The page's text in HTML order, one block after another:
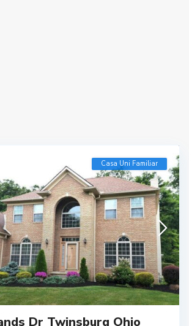
Casa Uni Familiar
Dr Twinsburg Ohio